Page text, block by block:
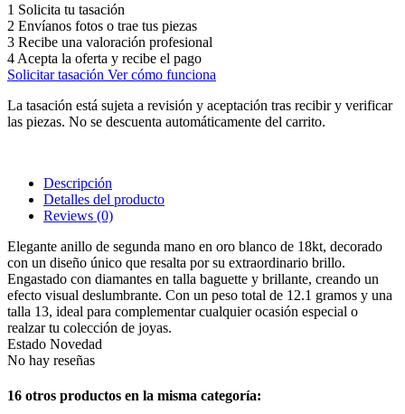
1 Solicita tu tasación
2 Envíanos fotos o trae tus piezas
3 Recibe una valoración profesional
4 Acepta la oferta y recibe el pago
Solicitar tasación Ver cómo funciona
La tasación está sujeta a revisión y aceptación tras recibir y verificar
las piezas. No se descuenta automáticamente del carrito.
Descripción
Detalles del producto
Reviews (0)
Elegante anillo de segunda mano en oro blanco de 18kt, decorado
con un diseño único que resalta por su extraordinario brillo.
Engastado con diamantes en talla baguette y brillante, creando un
efecto visual deslumbrante. Con un peso total de 12.1 gramos y una
talla 13, ideal para complementar cualquier ocasión especial o
realzar tu colección de joyas.
Estado Novedad
No hay reseñas
16 otros productos en la misma categoría: